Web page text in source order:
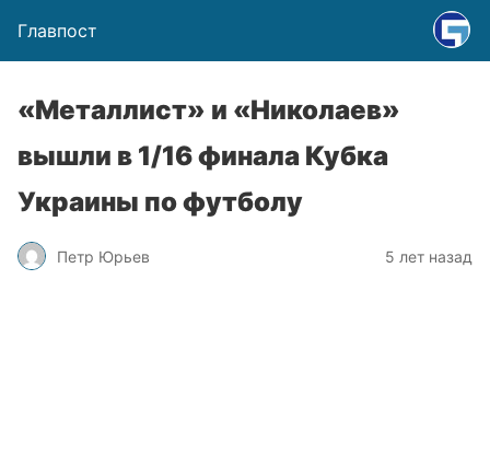
Главпост
«Металлист» и «Николаев»
вышли в 1/16 финала Кубка
Украины по футболу
Петр Юрьев 5 лет назад